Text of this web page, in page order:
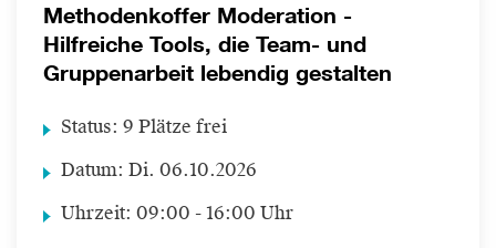
Methodenkoffer Moderation -
Hilfreiche Tools, die Team- und
Gruppenarbeit lebendig gestalten
Status: 9 Plätze frei
Datum: Di. 06.10.2026
Uhrzeit: 09:00 - 16:00 Uhr